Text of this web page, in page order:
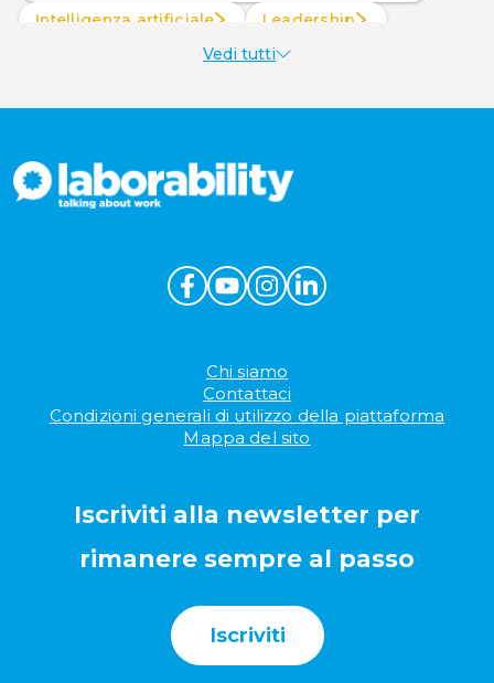
intelligenza artificiale
Leadership
Produttività al lavoroVedi tutti
Chi siamo
Contattaci
Condizioni generali di utilizzo della piattaforma
Mappa del sito
Iscriviti alla newsletter per
rimanere sempre al passo
Iscriviti